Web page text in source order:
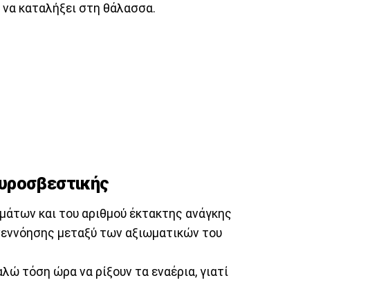
καταλήξει στη θάλασσα.
και του αριθμού έκτακτης ανάγκης
μεταξύ των αξιωματικών του
τόση ώρα να ρίξουν τα εναέρια, γιατί